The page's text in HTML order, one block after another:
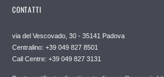
CONTATTI
via del Vescovado, 30 - 35141 Padova
Centralino: +39 049 827 8501
Call Centre: +39 049 827 3131